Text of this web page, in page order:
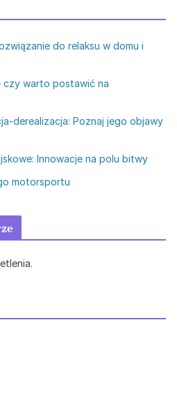
do relaksu w domu i
czy warto postawić na
derealizacja: Poznaj jego objawy
Innowacje na polu bitwy
motorsportu